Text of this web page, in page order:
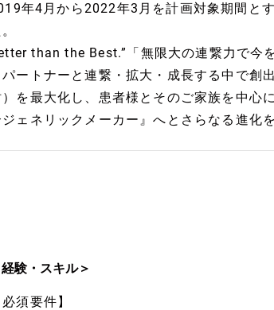
年4月から2022年3月を計画対象期間と
than the Best.”「無限大の連繋力で今
ートナーと連繋・拡大・成長する中で創
を最大化し、患者様とそのご家族を中心
ェネリックメーカー』へとさらなる進化
験・スキル＞
須要件】